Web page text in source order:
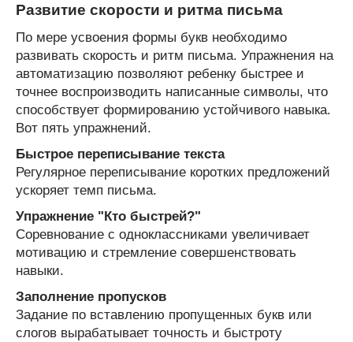
Развитие скорости и ритма письма
По мере усвоения формы букв необходимо
развивать скорость и ритм письма. Упражнения на
автоматизацию позволяют ребенку быстрее и
точнее воспроизводить написанные символы, что
способствует формированию устойчивого навыка.
Вот пять упражнений.
Быстрое переписывание текста
Регулярное переписывание коротких предложений
ускоряет темп письма.
Упражнение "Кто быстрей?"
Соревнование с одноклассниками увеличивает
мотивацию и стремление совершенствовать
навыки.
Заполнение пропусков
Задание по вставлению пропущенных букв или
слогов вырабатывает точность и быстроту